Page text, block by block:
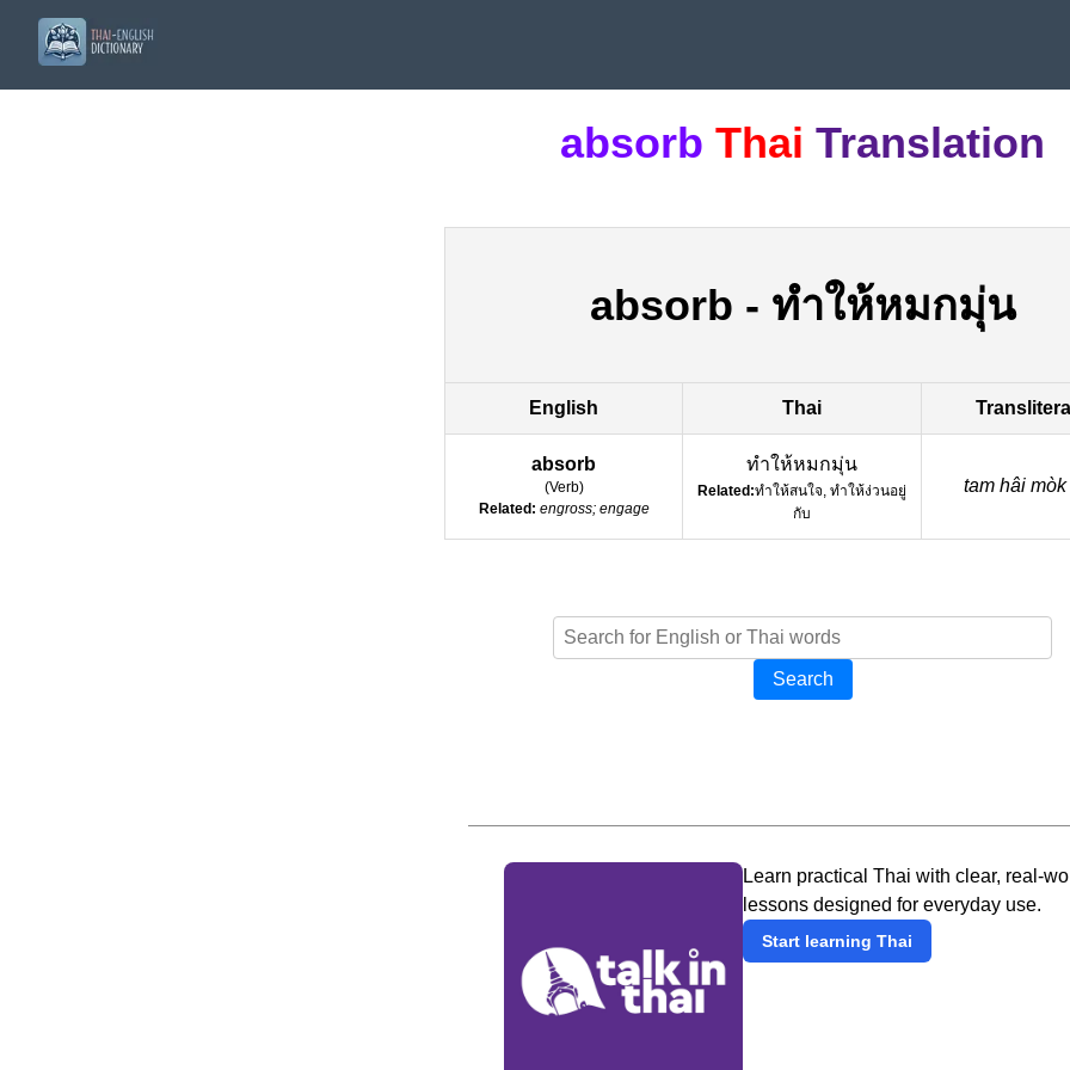
absorb Thai Translation
absorb - ทำให้หมกมุ่น
English Thai
absorb
(Verb)
Related: engross; engage
ทำให้หมกมุ่น
Related:ทำให้สนใจ, ทำให้ง่วนอยู่
กับ
tam hâi
Search
Learn practical Thai with clear, real-
lessons designed for everyday use.
Start learning Thai